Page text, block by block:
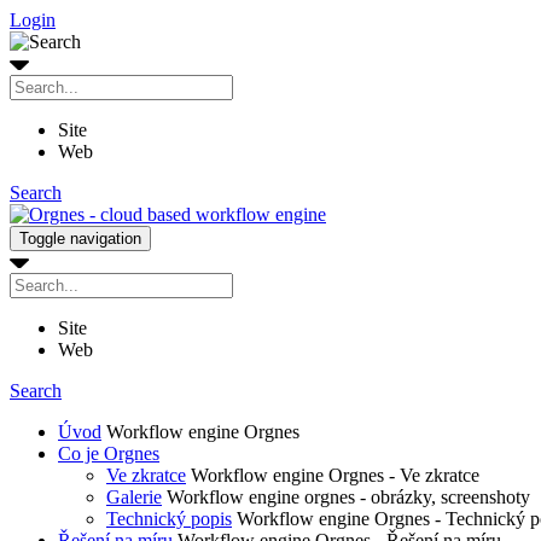
Login
Site
Web
Search
Toggle navigation
Site
Web
Search
Úvod Workflow engine Orgnes
Co je Orgnes
Ve zkratce Workflow engine Orgnes - Ve zkratce
Galerie Workflow engine orgnes - obrázky, screenshoty
Technický popis Workflow engine Orgnes - Technický